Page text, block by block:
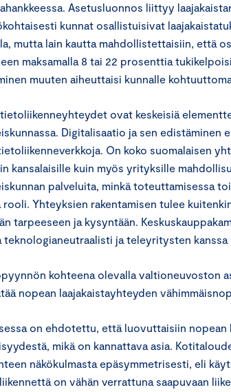
Asetusluonnos liittyy
kunnat osallistuisivat
mutta lain kautta mahdollistettaisiin, että
maksamalla 8 tai 22 prosenttia
muuten aiheuttaisi kunnalle
ovat keskeisiä
Digitalisaatio ja sen edistäminen
On koko suomalaisen
kansalaisille kuin myös yrityksille
palveluita, minkä toteuttamisessa
rooli. Yhteyksien rakentamisen tulee
tarpeeseen ja kysyntään.
ja teleyritysten kanssa
kohteena olevalla valtioneuvoston
nopean laajakaistayhteyden
on ehdotettu, että luovuttaisiin nopean
mikä on kannattava asia.
näkökulmasta epäsymmetrisesti, eli
on vähän verrattuna saapuvaan